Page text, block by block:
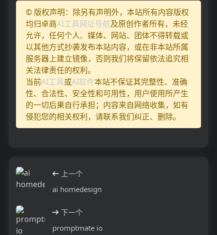
© 版权声明：除另有声明外，本站所有内容版权
均归卓商AI工具网址导航及原创作者所有，未经
允许，任何个人、媒体、网站、团体不得转载或
以其他方式抄袭发布本站内容，或在非本站所属
服务器上建立镜像，否则我们将保留依法追究相
关法律责任的权利。
当前AI工具或AI软件本站不保证其完整性、准确
性、合法性、安全性和可用性，用户使用所产生
的一切后果自行承担；内容来自网络收集，如有
侵犯您的相关权利，请联系我们纠正、删除。
上一个
ai homedesign
下一个
promptmate io